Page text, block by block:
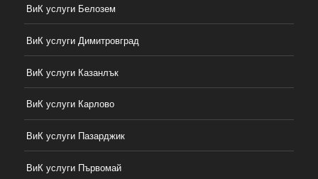
ВиК услуги Белозем
ВиК услуги Димитровград
ВиК услуги Казанлък
ВиК услуги Карлово
ВиК услуги Пазарджик
ВиК услуги Първомай